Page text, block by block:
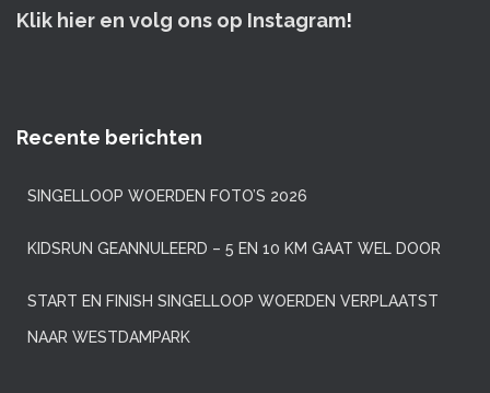
Klik hier en volg ons op Instagram!
Recente berichten
SINGELLOOP WOERDEN FOTO’S 2026
KIDSRUN GEANNULEERD – 5 EN 10 KM GAAT WEL DOOR
START EN FINISH SINGELLOOP WOERDEN VERPLAATST
NAAR WESTDAMPARK